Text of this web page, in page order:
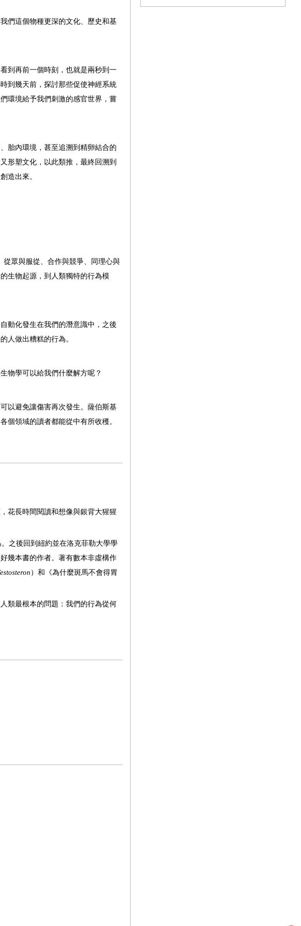
們這個物種更深的文化、歷史和基
到再前一個時刻，也就是兩秒到一
到幾天前，探討那些促使神經系統
環境給予我們刺激的感官世界，嘗
胎內環境，甚至追溯到精卵結合的
形塑文化，以此類推，最終回溯到
造出來。
眾與服從、合作與競爭、同理心與
生物起源，到人類獨特的行為模
動化發生在我們的潛意識中，之後
人做出糟糕的行為。
物學可以給我們什麼解方呢？
以避免讓傷害再次發生。薩伯斯基
個領域的讀者都能從中有所收穫。
花長時間閱讀和想像與銀背大猩猩
之後回到紐約並在洛克菲勒大學學
幾本書的作者。著有數本非虛構作
）和《為什麼斑馬不會得胃
類最根本的問題：我們的行為從何